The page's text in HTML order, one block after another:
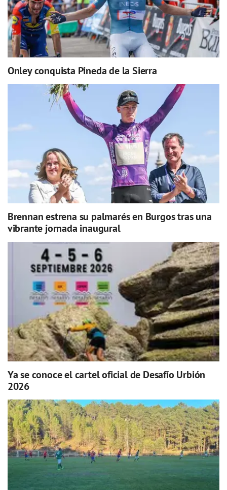
Onley conquista Pineda de la Sierra
Brennan estrena su palmarés en Burgos tras una
vibrante jornada inaugural
Ya se conoce el cartel oficial de Desafío Urbión
2026